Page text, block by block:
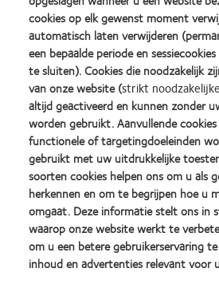
Cataracts (cataract)
Glaucoma
Retinal disorders
Eye surgery
Pediatric ophthalmology
Ophthalmic oncology
Neuro-ophthalmology
Other...
Questions / comments
cookies op elk gewenst moment
automatisch laten verwijderen
een bepaalde periode en
te sluiten). Cookies die noodzakelijk
van onze website (strikt
altijd geactiveerd en kunnen zonder
worden gebruikt. Aanvullende
functionele of targetingdoeleinden
gebruikt met uw uitdrukkelijke
soorten cookies helpen ons om u als
herkennen en om te begrijpen hoe u
omgaat. Deze informatie stelt ons in
waarop onze website werkt te
om u een betere gebruikerservaring
inhoud en advertenties relevant voor